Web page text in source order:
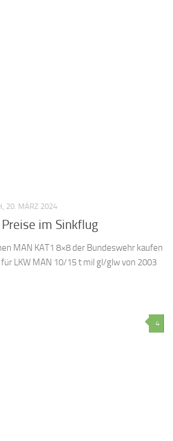
20. MÄRZ 2024
im Sinkflug
MAN KAT1 8×8 der Bundeswehr kaufen
LKW MAN 10/15 t mil gl/glw von 2003
4